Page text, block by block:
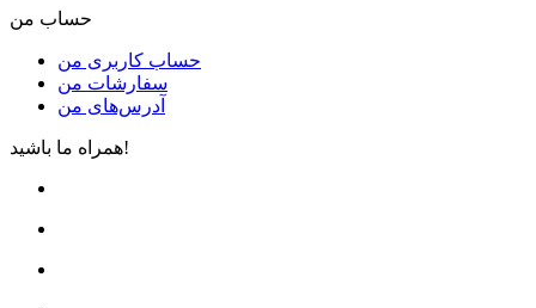
حساب من
حساب کاربری من
سفارشات من
آدرس‌های من
همراه ما باشید!